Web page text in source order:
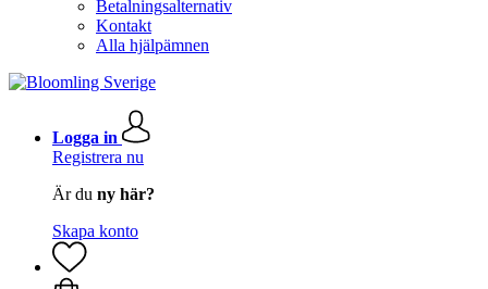
Betalningsalternativ
Kontakt
Alla hjälpämnen
Logga in
Registrera nu
Är du ny här?
Skapa konto